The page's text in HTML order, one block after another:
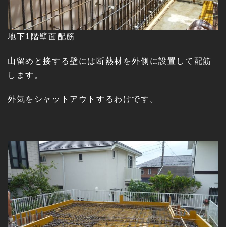
地下1階壁面配筋
山留めと接する壁には断熱材を外側に設置して配筋
します。
外気をシャットアウトするわけです。